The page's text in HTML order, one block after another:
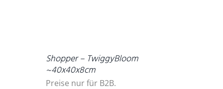
Shopper – TwiggyBloom
~40x40x8cm
Preise nur für B2B.